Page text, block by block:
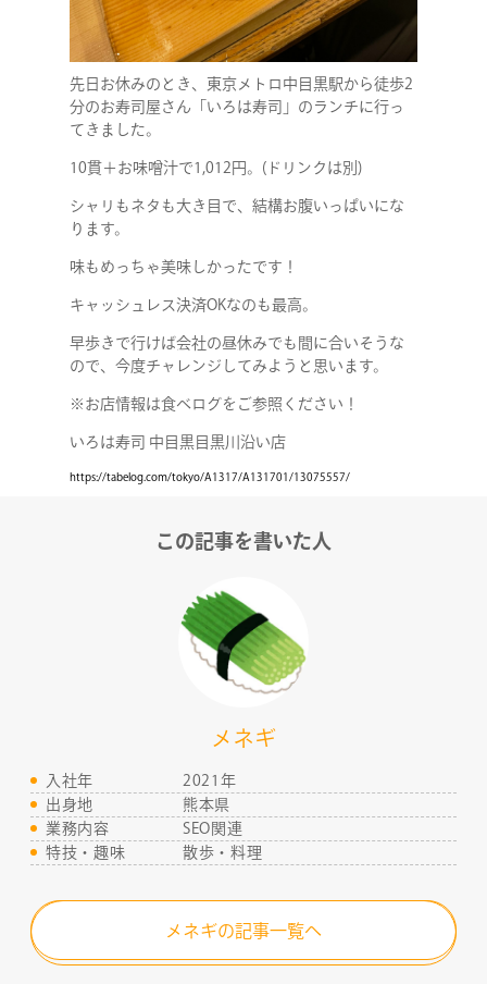
COMPANY
SERVICE
STAFF BLOG
先日お休みのとき、東京メトロ中目黒駅から徒歩2
分のお寿司屋さん「いろは寿司」のランチに行っ
てきました。
10貫＋お味噌汁で1,012円。(ドリンクは別)
シャリもネタも大き目で、結構お腹いっぱいにな
ります。
味もめっちゃ美味しかったです！
キャッシュレス決済OKなのも最高。
早歩きで行けば会社の昼休みでも間に合いそうな
ので、今度チャレンジしてみようと思います。
※お店情報は食べログをご参照ください！
いろは寿司 中目黒目黒川沿い店
https://tabelog.com/tokyo/A1317/A131701/13075557/
この記事を書いた人
メネギ
入社年
2021年
出身地
熊本県
業務内容
SEO関連
特技・趣味
散歩・料理
メネギの記事一覧へ